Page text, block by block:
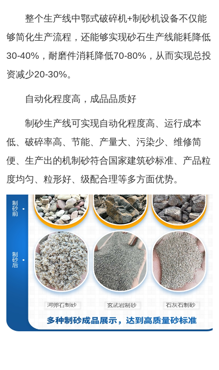
整个生产线中鄂式破碎机+制砂机设备不仅能
够简化生产流程，还能够实现砂石生产线能耗降低
30-40%，耐磨件消耗降低70-80%，从而实现总投
资减少20-30%。
自动化程度高，成品品质好
制砂生产线可实现自动化程度高、运行成本
低、破碎率高、节能、产量大、污染少、维修简
便、生产出的机制砂符合国家建筑砂标准、产品粒
度均匀、粒形好、级配合理等多方面优势。